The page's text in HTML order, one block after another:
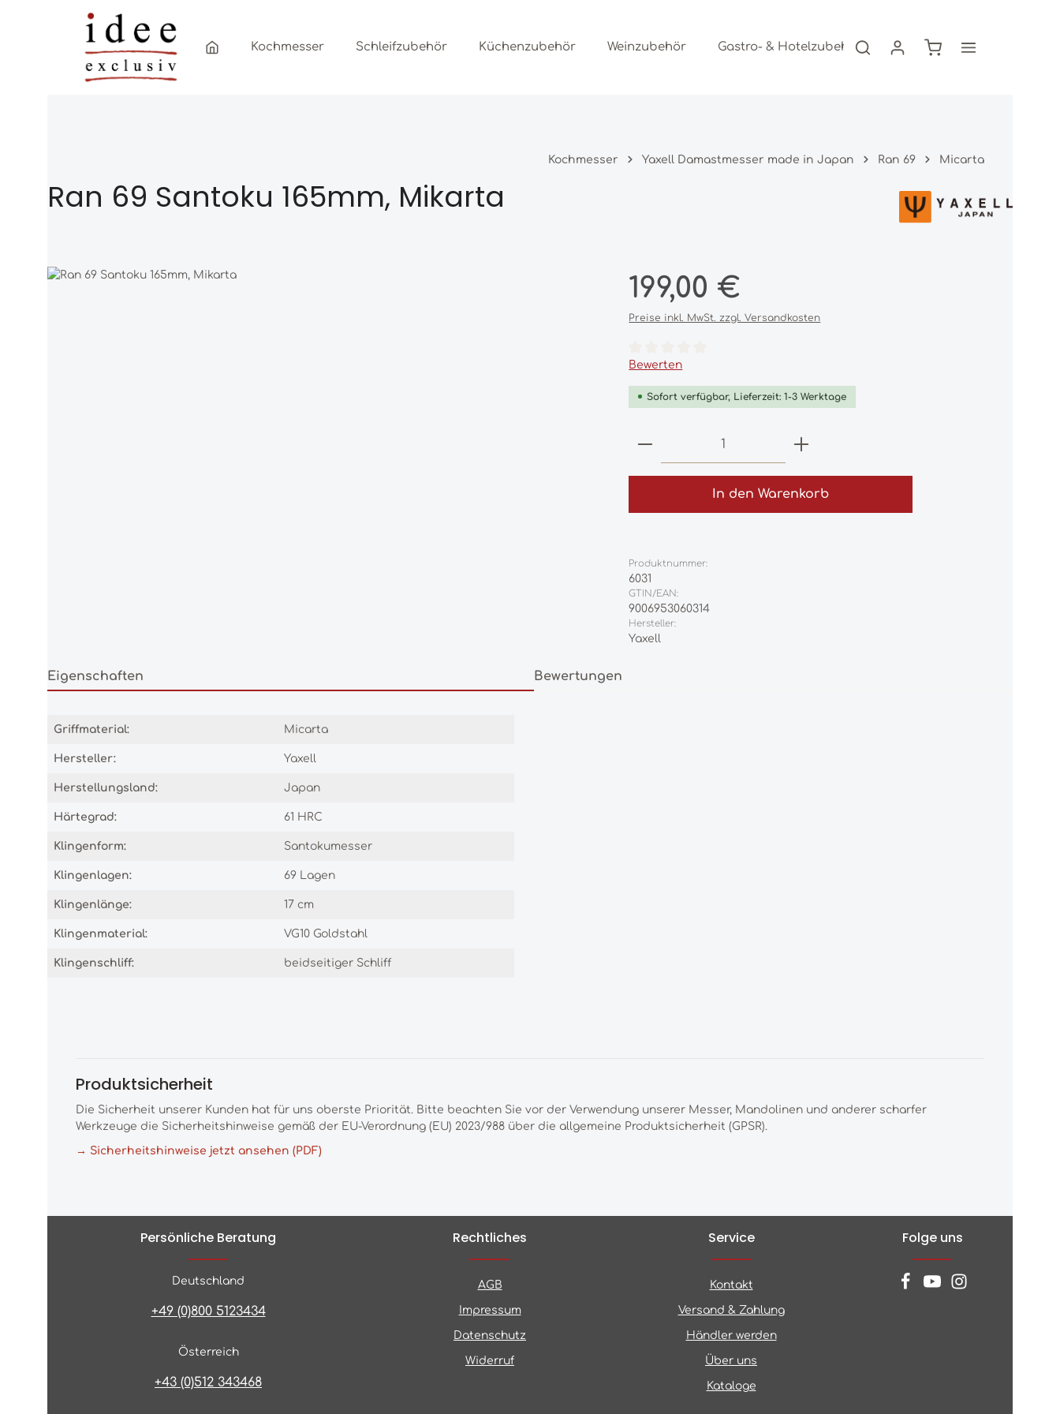
Zum Hauptinhalt springen
Zur Hauptnavigation springen
Kochmesser Schleifzubehör Küchenzubehör Weinzubehör Gastro- & Hotelzubehör Freizeitartikel
Warenkorb enthält
Kochmesser Yaxell Damastmesser made in Japan Ran 69 Micarta
Ran 69 Santoku 165mm, Mikarta
Bildergalerie überspringen Regulärer Preis:
199,00 €
Preise inkl. MwSt. zzgl. Versandkosten
Durchschnittliche Bewertung von 0 von 5 Sternen
Bewerten
Sofort verfügbar, Lieferzeit: 1-3 Werktage
Produkt Anzahl: Gib den gewünschten
In den Warenkorb
Produktnummer:
6031
GTIN/EAN:
9006953060314
Hersteller:
Yaxell
Eigenschaften Bewertungen
Griffmaterial: Micarta
Hersteller: Yaxell
Herstellungsland: Japan
Härtegrad: 61 HRC
Klingenform: Santokumesser
Klingenlagen: 69 Lagen
Klingenlänge: 17 cm
Klingenmaterial: VG10 Goldstahl
Klingenschliff: beidseitiger Schliff
Produktsicherheit
Die Sicherheit unserer Kunden hat für uns oberste Priorität. Bitte beachten Sie vor der Verwendung unserer Messer, Mandolinen und anderer scharfer
Werkzeuge die Sicherheitshinweise gemäß der EU-Verordnung (EU) 2023/988 über die allgemeine Produktsicherheit (GPSR).
→ Sicherheitshinweise jetzt ansehen (PDF)
Persönliche Beratung
Deutschland
+49 (0)800 5123434
Österreich
+43 (0)512 343468
Rechtliches
AGB
Impressum
Datenschutz
Widerruf
Service
Kontakt
Versand & Zahlung
Händler werden
Über uns
Kataloge
Folge uns